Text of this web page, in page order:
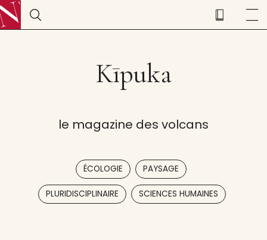
Kīpuka
le magazine des volcans
ÉCOLOGIE PAYSAGE
PLURIDISCIPLINAIRE SCIENCES HUMAINES